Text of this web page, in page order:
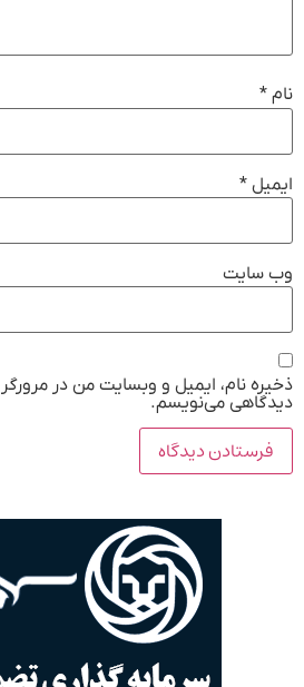
نام *
ایمیل *
وب‌ سایت
ذخیره نام، ایمیل و وبسایت من در مرورگر
دیدگاهی می‌نویسم.